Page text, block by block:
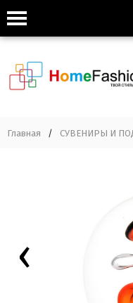
Главная / СУВЕНИРЫ И
‹